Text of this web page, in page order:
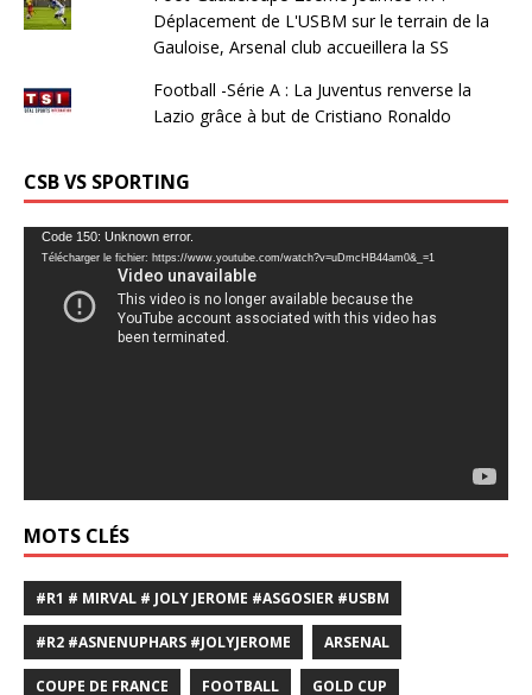
Déplacement de L'USBM sur le terrain de la
Gauloise, Arsenal club accueillera la SS
Football -Série A : La Juventus renverse la
Lazio grâce à but de Cristiano Ronaldo
CSB VS SPORTING
Lecteur
vidéo
Code 150: Unknown error.
Télécharger le fichier: https://www.youtube.com/watch?v=uDmcHB44am0&_=1
MOTS CLÉS
#R1 # MIRVAL # JOLY JEROME #ASGOSIER #USBM
#R2 #ASNENUPHARS #JOLYJEROME ARSENAL
COUPE DE FRANCE FOOTBALL GOLD CUP